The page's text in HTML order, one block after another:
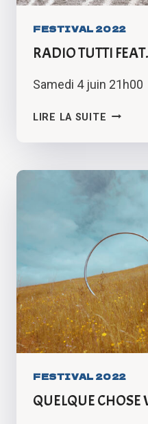
FESTIVAL 2022
RADIO TUTTI
Samedi 4 juin 21h00
LIRE LA SUITE RADIO
FEAT.
SISTERS
FESTIVAL 2022
QUELQUE CHOSE